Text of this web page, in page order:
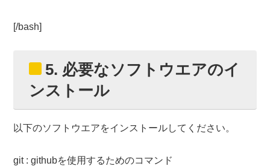
[/bash]
5. 必要なソフトウエアのイ
ンストール
以下のソフトウエアをインストールしてください。
git : githubを使用するためのコマンド